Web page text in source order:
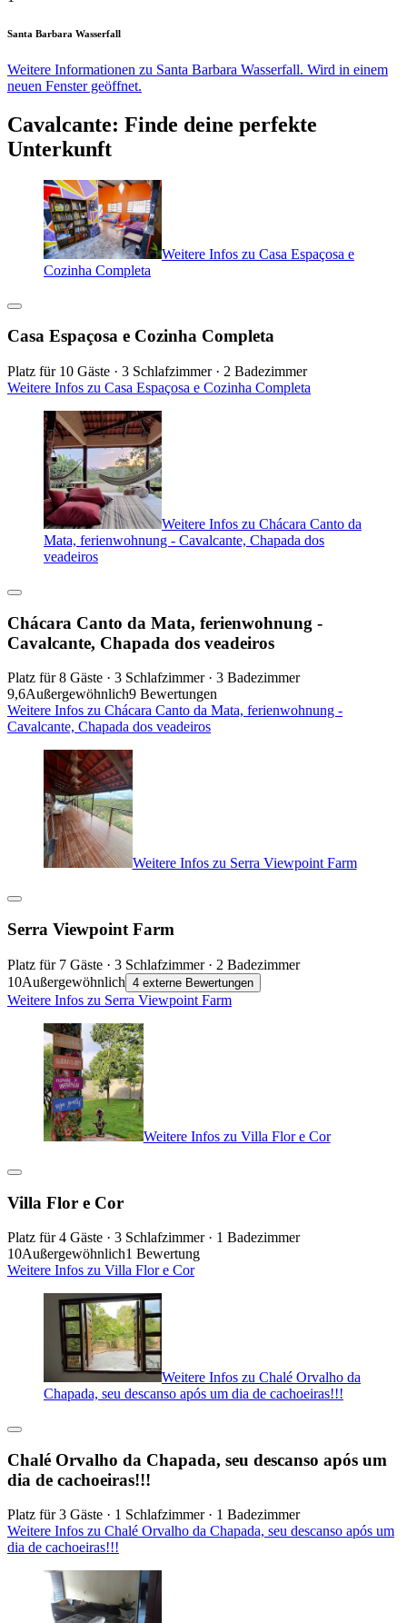
Santa Barbara Wasserfall
Weitere Informationen zu Santa Barbara Wasserfall. Wird in einem
neuen Fenster geöffnet.
Cavalcante: Finde deine perfekte
Unterkunft
Weitere Infos zu Casa Espaçosa e
Cozinha Completa
Casa Espaçosa e Cozinha Completa
Platz für 10 Gäste · 3 Schlafzimmer · 2 Badezimmer
Weitere Infos zu Casa Espaçosa e Cozinha Completa
Weitere Infos zu Chácara Canto da
Mata, ferienwohnung - Cavalcante, Chapada dos
veadeiros
Chácara Canto da Mata, ferienwohnung -
Cavalcante, Chapada dos veadeiros
Platz für 8 Gäste · 3 Schlafzimmer · 3 Badezimmer
9,6Außergewöhnlich9 Bewertungen
Weitere Infos zu Chácara Canto da Mata, ferienwohnung -
Cavalcante, Chapada dos veadeiros
Weitere Infos zu Serra Viewpoint Farm
Serra Viewpoint Farm
Platz für 7 Gäste · 3 Schlafzimmer · 2 Badezimmer
10Außergewöhnlich 4 externe Bewertungen
Weitere Infos zu Serra Viewpoint Farm
Weitere Infos zu Villa Flor e Cor
Villa Flor e Cor
Platz für 4 Gäste · 3 Schlafzimmer · 1 Badezimmer
10Außergewöhnlich1 Bewertung
Weitere Infos zu Villa Flor e Cor
Weitere Infos zu Chalé Orvalho da
Chapada, seu descanso após um dia de cachoeiras!!!
Chalé Orvalho da Chapada, seu descanso após um
dia de cachoeiras!!!
Platz für 3 Gäste · 1 Schlafzimmer · 1 Badezimmer
Weitere Infos zu Chalé Orvalho da Chapada, seu descanso após um
dia de cachoeiras!!!